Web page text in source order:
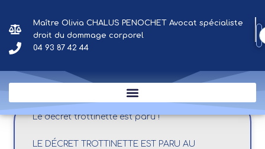
contenu
Maître Olivia CHALUS PENOCHET Avocat spécialiste
droit du dommage corporel
04 93 87 42 44
Résultat de vos recherches
par tags ou catégories
Le décret trottinette est paru !
LE DÉCRET TROTTINETTE EST PARU AU